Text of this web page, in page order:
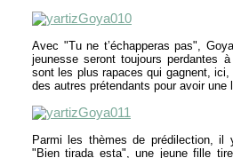
Avec "Tu ne t’échapperas pas",
jeunesse seront toujours perdantes
sont les plus rapaces qui gagnent,
des autres prétendants pour avoir une
Parmi les thèmes de prédilection,
"Bien tirada esta", une jeune fille